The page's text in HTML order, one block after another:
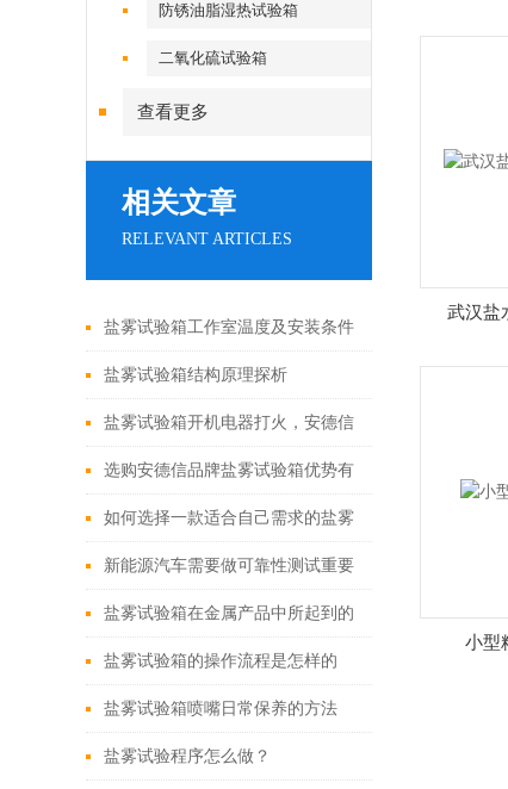
防锈油脂湿热试验箱
二氧化硫试验箱
查看更多
相关文章
RELEVANT ARTICLES
盐雾试验箱工作室温度及安装条件
盐雾试验箱结构原理探析
盐雾试验箱开机电器打火，安德信
快速上门解决
选购安德信品牌盐雾试验箱优势有
哪些？
如何选择一款适合自己需求的盐雾
试验箱？这些要点需要了解
新能源汽车需要做可靠性测试重要
性
盐雾试验箱在金属产品中所起到的
作用
盐雾试验箱的操作流程是怎样的
呢？
盐雾试验箱喷嘴日常保养的方法
盐雾试验程序怎么做？
武汉盐
小型